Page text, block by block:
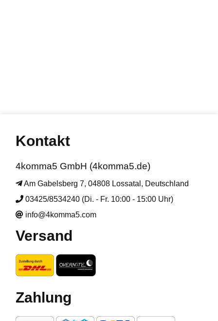
Kontakt
4komma5 GmbH (4komma5.de)
Am Gabelsberg 7, 04808 Lossatal, Deutschland
03425/8534240 (Di. - Fr. 10:00 - 15:00 Uhr)
info@4komma5.com
Versand
Zahlung